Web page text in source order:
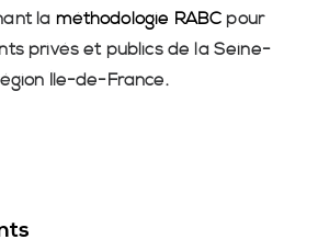
la méthodologie RABC pour
privés et publics de la Seine-
Île-de-France.